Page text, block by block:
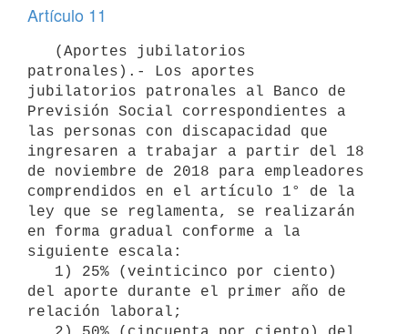
Artículo 11
patronales).- Los aportes
jubilatorios patronales al Banco de
Previsión Social correspondientes a
las personas con discapacidad que
ingresaren a trabajar a partir del 18
de noviembre de 2018 para empleadores
comprendidos en el artículo 1° de la
ley que se reglamenta, se realizarán
en forma gradual conforme a la
siguiente escala:
del aporte durante el primer año de
relación laboral;